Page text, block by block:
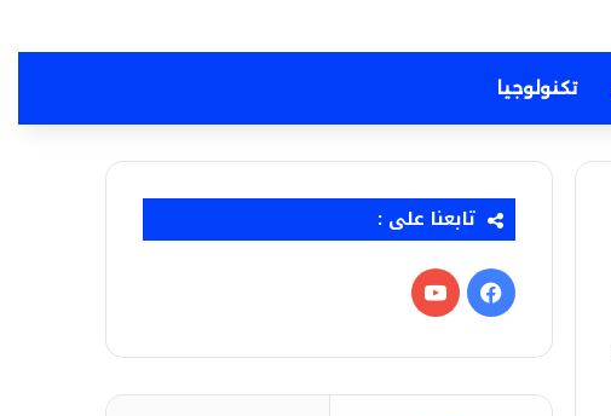
تكنولوجيا
تابعنا على :
فيسبوك‫YouTube